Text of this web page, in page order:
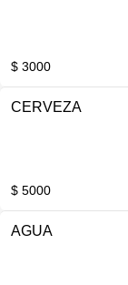
$ 3000
CERVEZA
$ 5000
AGUA